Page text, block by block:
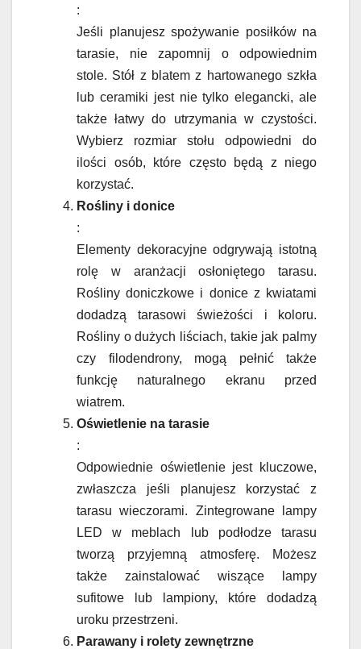
:
Jeśli planujesz spożywanie posiłków na
tarasie, nie zapomnij o odpowiednim
stole. Stół z blatem z hartowanego szkła
lub ceramiki jest nie tylko elegancki, ale
także łatwy do utrzymania w czystości.
Wybierz rozmiar stołu odpowiedni do
ilości osób, które często będą z niego
korzystać.
Rośliny i donice
:
Elementy dekoracyjne odgrywają istotną
rolę w aranżacji osłoniętego tarasu.
Rośliny doniczkowe i donice z kwiatami
dodadzą tarasowi świeżości i koloru.
Rośliny o dużych liściach, takie jak palmy
czy filodendrony, mogą pełnić także
funkcję naturalnego ekranu przed
wiatrem.
Oświetlenie na tarasie
:
Odpowiednie oświetlenie jest kluczowe,
zwłaszcza jeśli planujesz korzystać z
tarasu wieczorami. Zintegrowane lampy
LED w meblach lub podłodze tarasu
tworzą przyjemną atmosferę. Możesz
także zainstalować wiszące lampy
sufitowe lub lampiony, które dodadzą
uroku przestrzeni.
Parawany i rolety zewnętrzne